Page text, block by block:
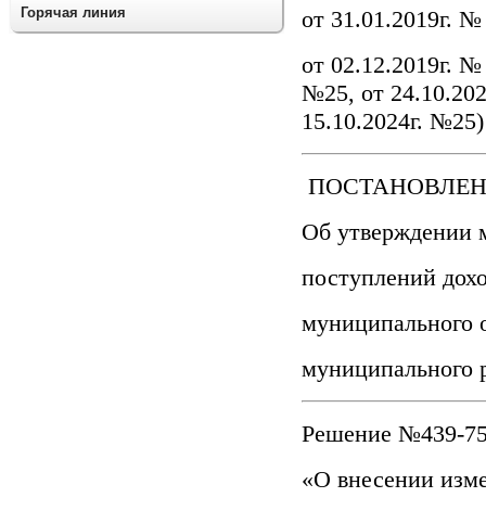
от 31.01.2019г.
от 02.12.2019г.
№25, от
15.10.2024г.
Об утверждении
поступлений
муниципального
муниципального
Решение №439-
«О внесении
Горячая линия